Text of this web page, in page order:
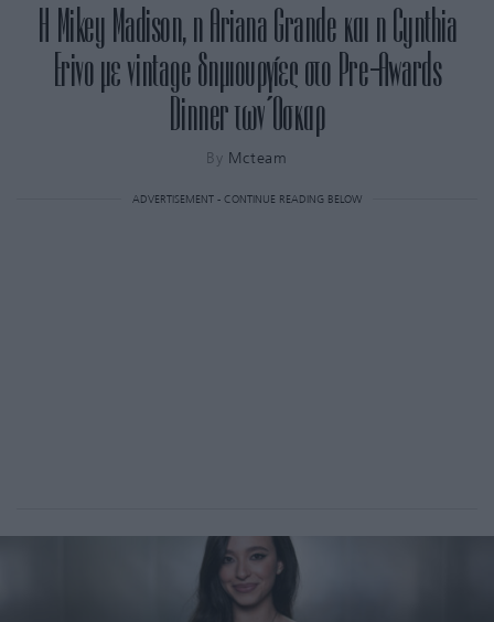
Η Mikey Madison, η Ariana Grande και η Cynthia
Erivo με vintage δημιουργίες στο Pre-Awards
Dinner των Όσκαρ
By Mcteam
ADVERTISEMENT - CONTINUE READING BELOW